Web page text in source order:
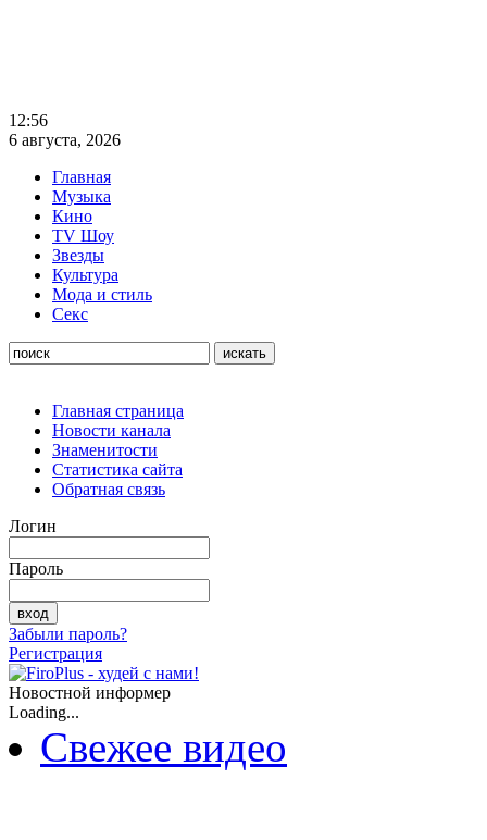
12:56
6 августа, 2026
Главная
Музыка
Кино
TV Шоу
Звезды
Культура
Мода и стиль
Секс
Главная страница
Новости канала
Знаменитости
Статистика сайта
Обратная связь
Логин
Пароль
Забыли пароль?
Регистрация
Новостной информер
Loading...
Свежее видео